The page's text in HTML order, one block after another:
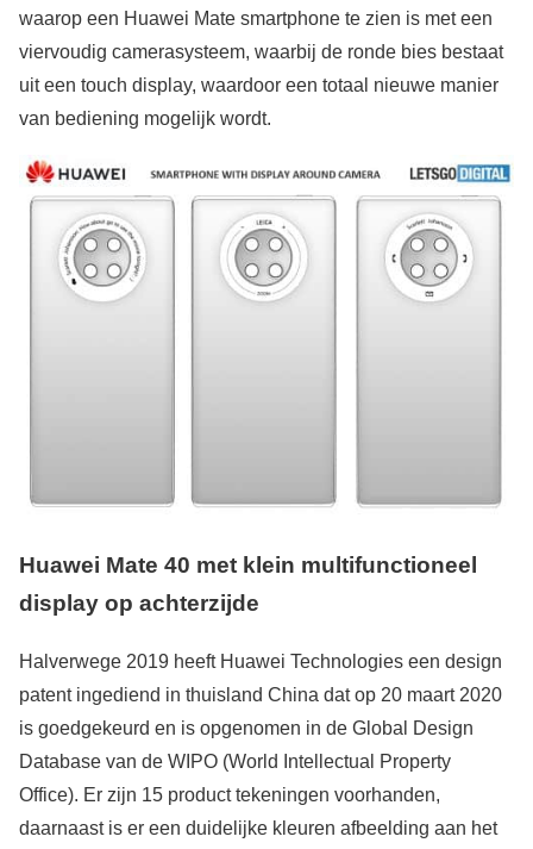
waarop een Huawei Mate smartphone te zien is met een
viervoudig camerasysteem, waarbij de ronde bies bestaat
uit een touch display, waardoor een totaal nieuwe manier
van bediening mogelijk wordt.
Huawei Mate 40 met klein multifunctioneel
display op achterzijde
Halverwege 2019 heeft Huawei Technologies een design
patent ingediend in thuisland China dat op 20 maart 2020
is goedgekeurd en is opgenomen in de Global Design
Database van de WIPO (World Intellectual Property
Office). Er zijn 15 product tekeningen voorhanden,
daarnaast is er een duidelijke kleuren afbeelding aan het